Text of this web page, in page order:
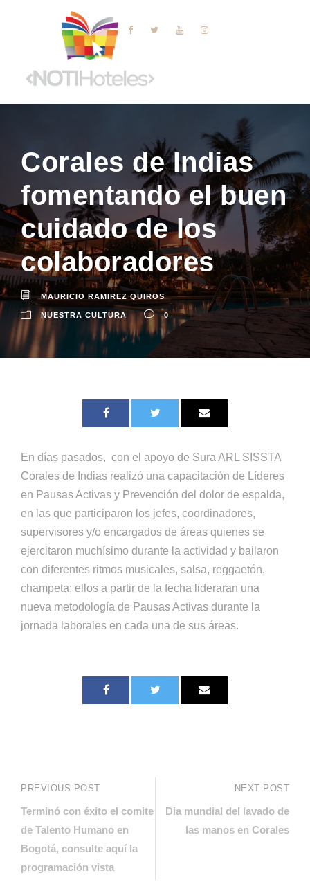
Corales de Indias
fomentando el buen
cuidado de los
colaboradores
MAURICIO RAMIREZ QUIROS
NUESTRA CULTURA 0
En días pasados, con el apoyo de Sura ARL SISSTA
Corales de Indias realizó una capacitación de Líderes
en Pausas Activas y Prevención del dolor de espalda,
en las que participaron los jefes, coordinadores,
supervisores y/o encargados de áreas quienes se
ejercitaron muchísimo durante la actividad y bailaron
con diferentes ritmos musicales, salsa, reggaetón,
champeta; ellos a partir de la fecha lideraran una
nueva metodología de Pausas Activas durante la
jornada laborales en cada una de sus áreas.
PREVIOUS POST
Terminó con éxito el comite
de Talento Humano en
Bogotá, consulte aquí la
programación vista
NEXT POST
Dia mundial del lavado de
las manos en Corales